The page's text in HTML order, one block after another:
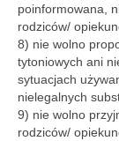
poinformowana,
rodziców/
8) nie wolno
tytoniowych ani
sytuacjach
nielegalnych
9) nie wolno
rodziców/